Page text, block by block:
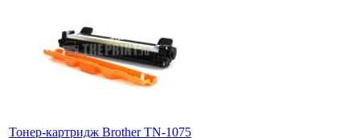
Тонер-картридж Brother TN-1075